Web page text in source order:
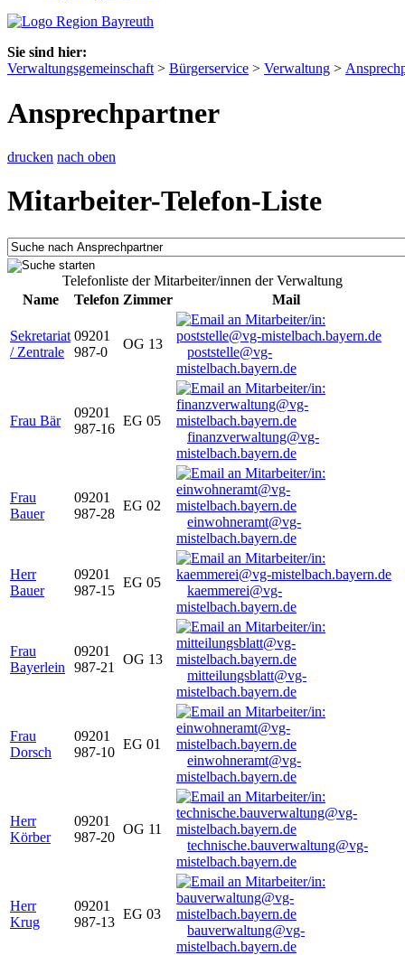
Sie sind hier:
Verwaltungsgemeinschaft > Bürgerservice > Verwaltung >
Ansprechpartner
drucken nach oben
Mitarbeiter-Telefon-Liste
Telefonliste der Mitarbeiter/innen der Verwaltung
Name
Telefon Zimmer Mail
Sekretariat
/ Zentrale
09201
987-0
OG 13
poststelle@vg-
mistelbach.bayern.de
Frau Bär
09201
987-16
EG 05
finanzverwaltung@vg-
mistelbach.bayern.de
Frau
Bauer
09201
987-28
EG 02
einwohneramt@vg-
mistelbach.bayern.de
Herr
Bauer
09201
987-15
EG 05
kaemmerei@vg-
mistelbach.bayern.de
Frau
Bayerlein
09201
987-21
OG 13
mitteilungsblatt@vg-
mistelbach.bayern.de
Frau
Dorsch
09201
987-10
EG 01
einwohneramt@vg-
mistelbach.bayern.de
Herr
Körber
09201
987-20
OG 11
technische.bauverwaltung@vg-
mistelbach.bayern.de
Herr
Krug
09201
987-13
EG 03
bauverwaltung@vg-
mistelbach.bayern.de